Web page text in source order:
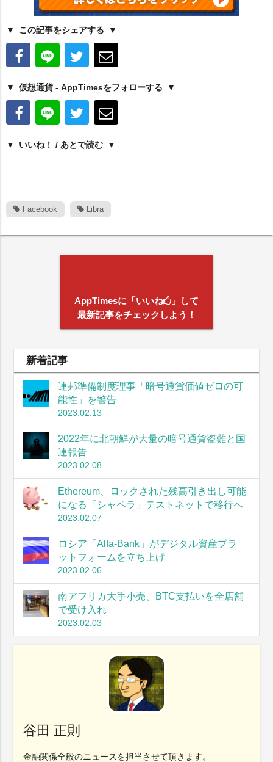
この記事をシェアする
仮想通貨 - AppTimesをフォローする
いいね！ / あとで読む
Facebook Libra
AppTimesに「いいね
」して
最新記事をチェックしよう！
新着記事
連邦準備制度理事「暗号通貨価値ゼロの可
能性」を警告
2023.02.13
2022年に北朝鮮が大量の暗号通貨盗難と国
連報告
2023.02.08
Ethereum、ロックされた残高引き出し可能
になる「シャペラ」テストネットで移行へ
2023.02.07
ロシア「Alfa-Bank」がデジタル資産プラ
ットフォームを立ち上げ
2023.02.06
南アフリカ大手小売、BTC支払いを全店舗
で受け入れ
2023.02.03
谷田 正則
金融関係全般のニュースを担当させて頂きます。